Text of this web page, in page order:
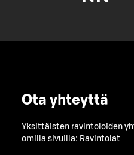
Ota yhteyttä
Yksittäisten ravintoloiden
omilla sivuilla: Ravintolat